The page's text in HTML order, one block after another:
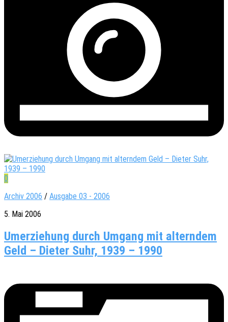
0
Archiv 2006 / Ausgabe 03 - 2006
5. Mai 2006
Umerziehung durch Umgang mit alterndem
Geld – Dieter Suhr, 1939 – 1990